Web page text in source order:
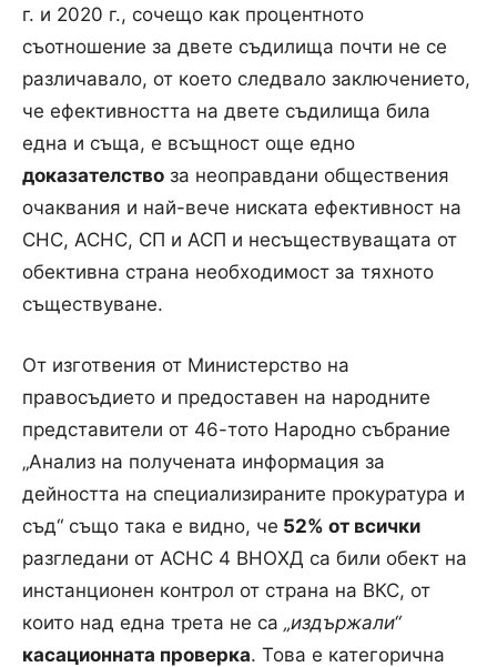
г. и 2020 г., сочещо как процентното
съотношение за двете съдилища почти не се
различавало, от което следвало заключението,
че ефективността на двете съдилища била
една и съща, е всъщност още едно
доказателство за неоправдани обществения
очаквания и най-вече ниската ефективност на
СНС, АСНС, СП и АСП и несъществуващата от
обективна страна необходимост за тяхното
съществуване.
От изготвения от Министерство на
правосъдието и предоставен на народните
представители от 46-тото Народно събрание
„Анализ на получената информация за
дейността на специализираните прокуратура и
съд“ също така е видно, че 52% от всички
разгледани от АСНС 4 ВНОХД са били обект на
инстанционен контрол от страна на ВКС, от
които над една трета не са „издържали“
касационната проверка. Това е категорична